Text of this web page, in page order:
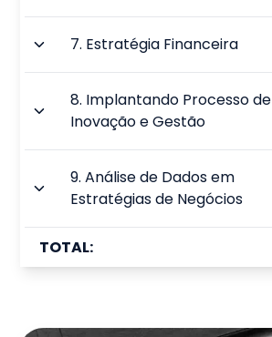
7. Estratégia Financeira
8. Implantando Processo de
Inovação e Gestão
9.Análise de Dados em
Estratégias de Negócios
TOTAL: